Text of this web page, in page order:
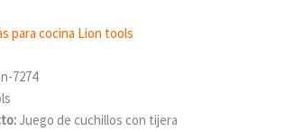
para cocina Lion tools
7274
Juego de cuchillos con tijera